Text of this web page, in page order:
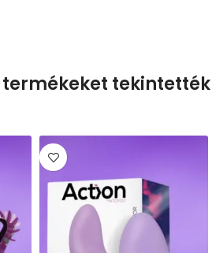
termékeket tekintették